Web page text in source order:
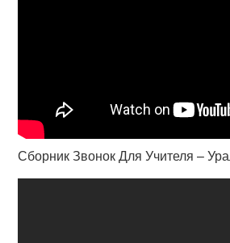
Сборник Звонок Для Учителя –